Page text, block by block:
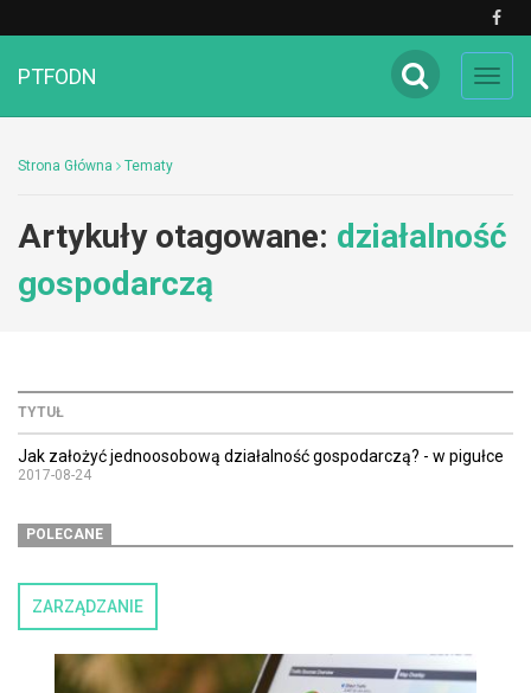
PTFODN
Strona Główna Tematy
Artykuły otagowane: działalność
gospodarczą
TYTUŁ
Jak założyć jednoosobową działalność gospodarczą? - w pigułce
2017-08-24
POLECANE
ZARZĄDZANIE